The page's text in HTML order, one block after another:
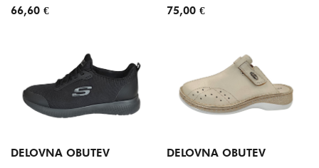
66,60 €
75,00 €
DELOVNA OBUTEV DELOVNA OBUTEV